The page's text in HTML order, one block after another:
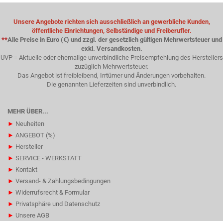
Unsere Angebote richten sich ausschließlich an gewerbliche Kunden,
öffentliche Einrichtungen, Selbständige und Freiberufler.
**Alle Preise in Euro (€) und zzgl. der gesetzlich gültigen Mehrwertsteuer und
exkl. Versandkosten.
UVP = Aktuelle oder ehemalige unverbindliche Preisempfehlung des Herstellers
zuzüglich Mehrwertsteuer.
Das Angebot ist freibleibend, Irrtümer und Änderungen vorbehalten.
Die genannten Lieferzeiten sind unverbindlich.
MEHR ÜBER...
► Neuheiten
► ANGEBOT (%)
► Hersteller
► SERVICE - WERKSTATT
► Kontakt
► Versand- & Zahlungsbedingungen
► Widerrufsrecht & Formular
► Privatsphäre und Datenschutz
► Unsere AGB